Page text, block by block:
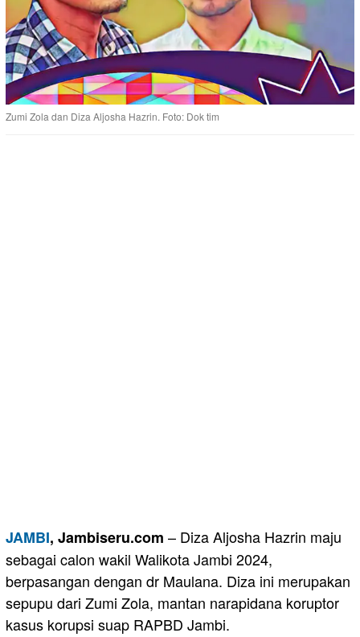
Zumi Zola dan Diza Aljosha Hazrin. Foto: Dok tim
JAMBI, Jambiseru.com – Diza Aljosha Hazrin maju
sebagai calon wakil Walikota Jambi 2024,
berpasangan dengan dr Maulana. Diza ini merupakan
sepupu dari Zumi Zola, mantan narapidana koruptor
kasus korupsi suap RAPBD Jambi.